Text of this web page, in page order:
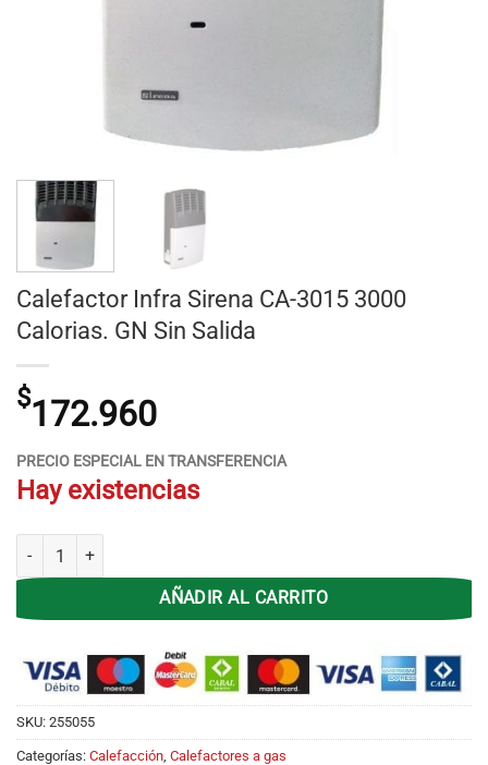
Calefactor Infra Sirena CA-3015 3000
Calorias. GN Sin Salida
$172.960
PRECIO ESPECIAL EN TRANSFERENCIA
Hay existencias
Calefactor Infra Sirena CA-3015 3000 Calorias. GN Sin Salida cantidad
AÑADIR AL CARRITO
SKU: 255055
Categorías: Calefacción Calefactores a gas